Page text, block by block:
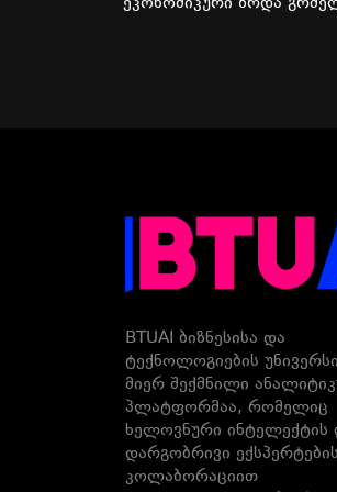
BTUAI ბიზნესისა და
ტექნოლოგიების
მიერ შექმნილი
პლატფორმაა, რომელიც
ხელოვნური ინტელექტის
დარგობრივი ექსპერტების
კოლაბორაციით